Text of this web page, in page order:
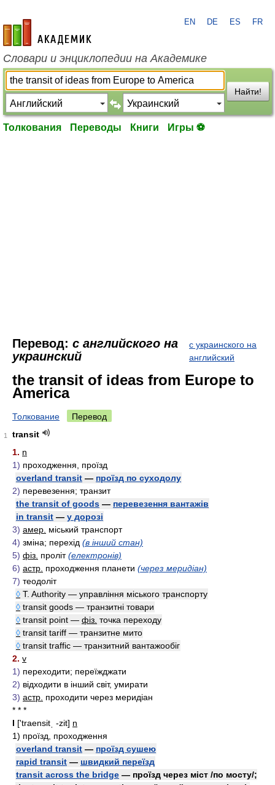
academic.ru
EN DE ES FR
Словари и энциклопедии на Академике
Найти!
Толкования Переводы Книги Игры ⚽
Перевод: с английского на
украинский
с украинского на
английский
the transit of ideas from Europe to
America
Толкование Перевод
1
transit
1. n
1) проходження, проїзд
overland transit — проїзд по суходолу
2) перевезення; транзит
the transit of goods — перевезення вантажів
in transit — у дорозі
3) амер. міський транспорт
4) зміна; перехід (в інший стан)
5) фіз. проліт(електронів)
6) астр. проходження планети (через меридіан)
7) теодоліт
◊ T. Authority — управління міського транспорту
◊ transit goods — транзитні товари
◊ transit point — фіз. точка переходу
◊ transit tariff — транзитне мито
◊ transit traffic — транзитний вантажообіг
2. v
1) переходити; переїжджати
2) відходити в інший світ, умирати
3) астр. проходити через меридіан
* * *
I ['traensitˌ -zit] n
1) проїзд, проходження
overland transit — проїзд сушею
rapid transit — швидкий переїзд
transit across the bridge — проїзд через міст /по мосту/;